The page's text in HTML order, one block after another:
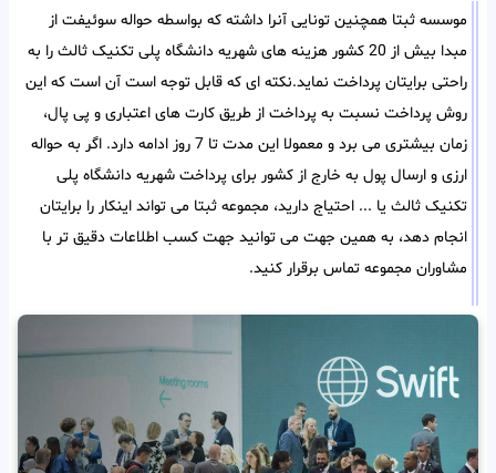
موسسه ثبتا همچنین تونایی آنرا داشته که بواسطه حواله سوئیفت از
مبدا بیش از 20 کشور هزینه های شهریه دانشگاه پلی تکنیک ثالث را به
راحتی برایتان پرداخت نماید.نکته ای که قابل توجه است آن است که این
روش پرداخت نسبت به پرداخت از طریق کارت های اعتباری و پی پال،
زمان بیشتری می برد و معمولا این مدت تا 7 روز ادامه دارد. اگر به حواله
ارزی و ارسال پول به خارج از کشور برای پرداخت شهریه دانشگاه پلی
تکنیک ثالث یا ... احتیاج دارید، مجموعه ثبتا می تواند اینکار را برایتان
انجام دهد، به همین جهت می توانید جهت کسب اطلاعات دقیق تر با
مشاوران مجموعه تماس برقرار کنید.